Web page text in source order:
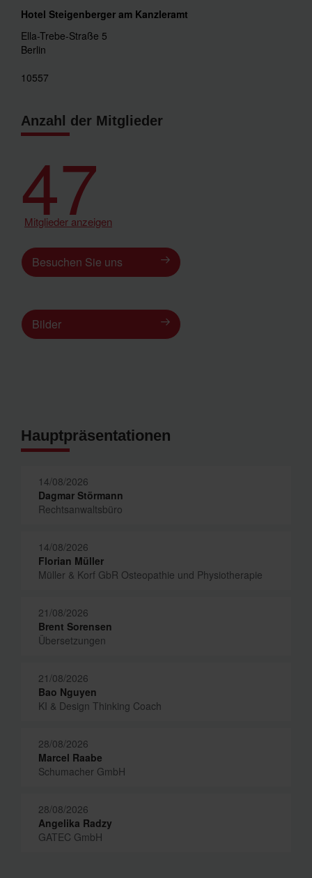
Hotel Steigenberger am Kanzleramt
Ella-Trebe-Straße 5
Berlin
10557
Anzahl der Mitglieder
47
Mitglieder anzeigen
Besuchen Sie uns
Bilder
Hauptpräsentationen
14/08/2026
Dagmar Störmann
Rechtsanwaltsbüro
14/08/2026
Florian Müller
Müller & Korf GbR Osteopathie und Physiotherapie
21/08/2026
Brent Sorensen
Übersetzungen
21/08/2026
Bao Nguyen
KI & Design Thinking Coach
28/08/2026
Marcel Raabe
Schumacher GmbH
28/08/2026
Angelika Radzy
GATEC GmbH